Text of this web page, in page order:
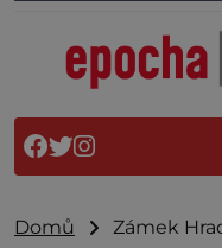
Domů Zámek